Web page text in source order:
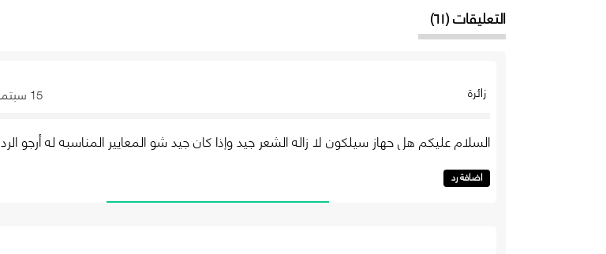
التعليقات (٦١)
زائرة 15 سبتمبر, 2018
السلام عليكم هل حهاز سيلكون لا زاله الشعر جيد وإذا كان جيد شو المعايير المناسبه له أرجو الرد
اضافة رد